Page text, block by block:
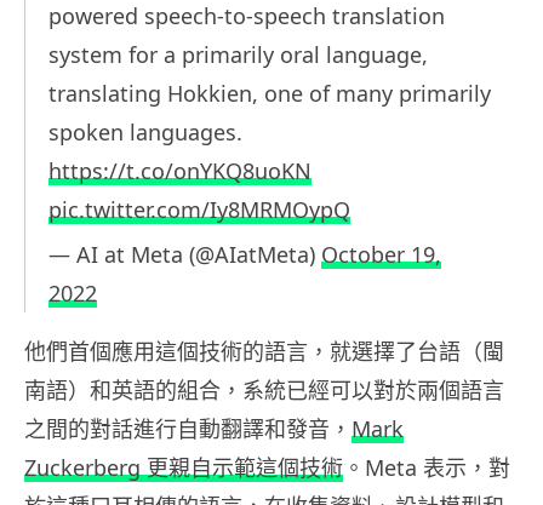
powered speech-to-speech translation
system for a primarily oral language,
translating Hokkien, one of many primarily
spoken languages.
https://t.co/onYKQ8uoKN
pic.twitter.com/Iy8MRMOypQ
— AI at Meta (@AIatMeta) October 19,
2022
他們首個應用這個技術的語言，就選擇了台語（閩
南語）和英語的組合，系統已經可以對於兩個語言
之間的對話進行自動翻譯和發音， Mark
Zuckerberg 更親自示範這個技術 。Meta 表示，對